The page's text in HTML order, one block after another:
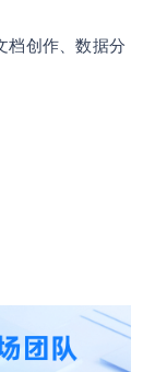
国别文化与
技能差距
职业场景下
档创作、数据分